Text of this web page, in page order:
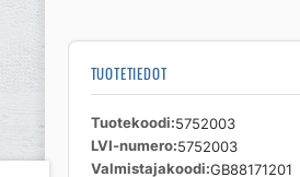
TUOTETIEDOT
Tuotekoodi 5752003
LVI-numero 5752003
Valmistajakoodi GB88171201